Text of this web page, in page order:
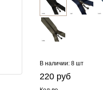
В наличии: 8 шт
220 руб